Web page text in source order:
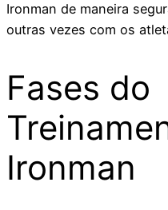
Ironman de maneira
outras vezes com os
Fases do
Ironman